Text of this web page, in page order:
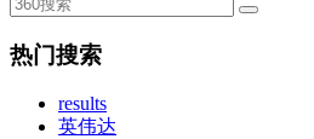
热门搜索
results
英伟达